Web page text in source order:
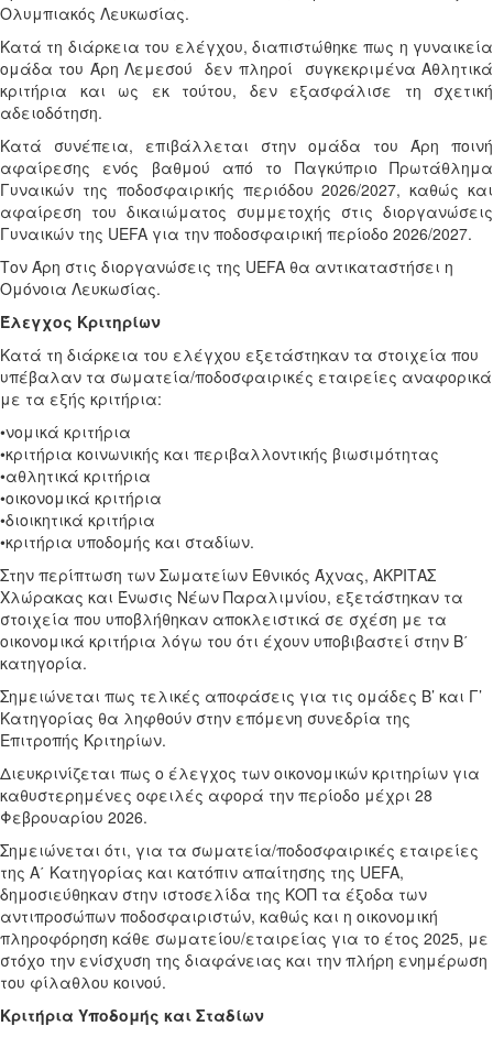
Ολυμπιακός Λευκωσίας.
Κατά τη διάρκεια του ελέγχου, διαπιστώθηκε πως η γυναικεία
ομάδα του Άρη Λεμεσού δεν πληροί
συγκεκριμένα Αθλητικά
κριτήρια
και ως εκ τούτου, δεν εξασφάλισε τη σχετική
αδειοδότηση.
Κατά συνέπεια, επιβάλλεται στην ομάδα του Άρη ποινή
αφαίρεσης ενός βαθμού από το Παγκύπριο Πρωτάθλημα
Γυναικών της ποδοσφαιρικής περιόδου 2026/2027, καθώς και
αφαίρεση του δικαιώματος συμμετοχής στις διοργανώσεις
Γυναικών της UEFA για την ποδοσφαιρική περίοδο 2026/2027.
Τον Άρη στις διοργανώσεις της UEFA θα αντικαταστήσει η
Ομόνοια Λευκωσίας.
Έλεγχος Κριτηρίων
Κατά τη διάρκεια του ελέγχου εξετάστηκαν τα στοιχεία που
υπέβαλαν τα σωματεία/ποδοσφαιρικές εταιρείες αναφορικά
με τα εξής κριτήρια:
•νομικά κριτήρια
•κριτήρια κοινωνικής και περιβαλλοντικής βιωσιμότητας
•αθλητικά κριτήρια
•οικονομικά κριτήρια
•διοικητικά κριτήρια
•κριτήρια υποδομής και σταδίων.
Στην περίπτωση των Σωματείων Εθνικός Άχνας, ΑΚΡΙΤΑΣ
Χλώρακας και Ένωσις Νέων Παραλιμνίου, εξετάστηκαν τα
στοιχεία που υποβλήθηκαν αποκλειστικά σε σχέση με τα
οικονομικά κριτήρια λόγω του ότι έχουν υποβιβαστεί στην Β΄
κατηγορία.
Σημειώνεται πως τελικές αποφάσεις για τις ομάδες Β’ και Γ’
Κατηγορίας θα ληφθούν στην επόμενη συνεδρία της
Επιτροπής Κριτηρίων.
Διευκρινίζεται πως ο έλεγχος των οικονομικών κριτηρίων για
καθυστερημένες οφειλές αφορά την περίοδο μέχρι 28
Φεβρουαρίου 2026.
Σημειώνεται ότι, για τα σωματεία/ποδοσφαιρικές εταιρείες
της Α΄ Κατηγορίας και κατόπιν απαίτησης της UEFA,
δημοσιεύθηκαν στην ιστοσελίδα της ΚΟΠ τα έξοδα των
αντιπροσώπων ποδοσφαιριστών, καθώς και η οικονομική
πληροφόρηση κάθε σωματείου/εταιρείας για το έτος 2025, με
στόχο την ενίσχυση της διαφάνειας και την πλήρη ενημέρωση
του φίλαθλου κοινού.
Κριτήρια Υποδομής και Σταδίων